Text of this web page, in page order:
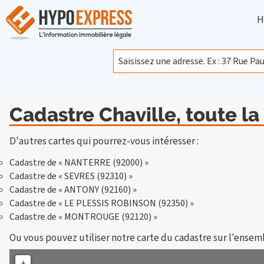
Cadastre Chaville, toute
D'autres cartes qui pourrez-vous intéresser :
Cadastre de « NANTERRE (92000) »
Cadastre de « SEVRES (92310) »
Cadastre de « ANTONY (92160) »
Cadastre de « LE PLESSIS ROBINSON (92350) »
Cadastre de « MONTROUGE (92120) »
Ou vous pouvez utiliser notre carte du cadastre sur